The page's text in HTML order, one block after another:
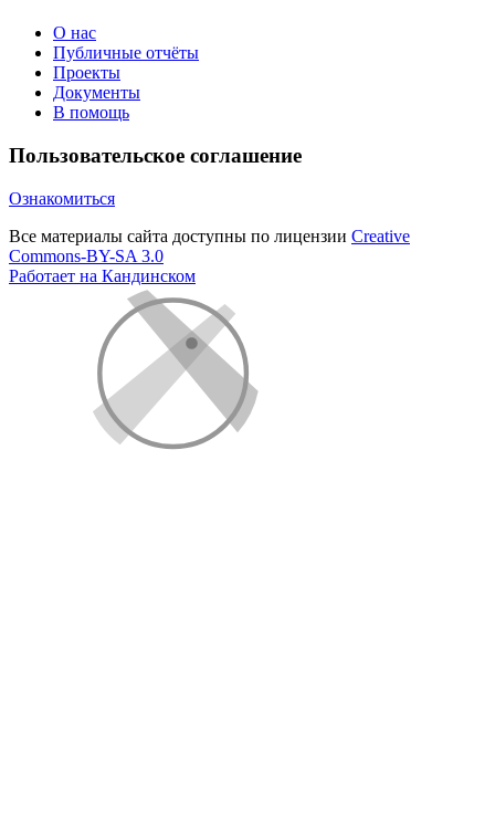
О нас
Публичные отчёты
Проекты
Документы
В помощь
Пользовательское соглашение
Ознакомиться
Все материалы сайта доступны по лицензии Creative
Commons-BY-SA 3.0
Работает на Кандинском